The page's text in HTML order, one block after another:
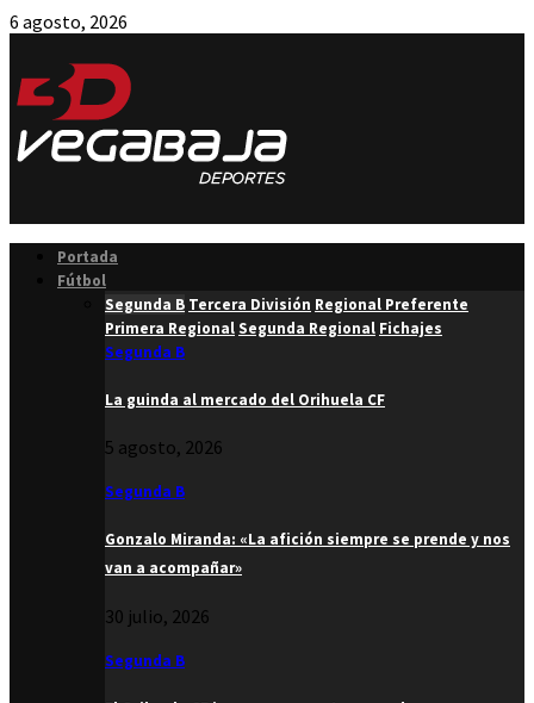
6 agosto, 2026
Portada
Fútbol
Segunda B Tercera División Regional Preferente
Primera RegionalSegunda Regional Fichajes
Segunda B
La guinda al mercado del Orihuela CF
5 agosto, 2026
Segunda B
Gonzalo Miranda: «La afición siempre se prende y nos
van a acompañar»
30 julio, 2026
Segunda B